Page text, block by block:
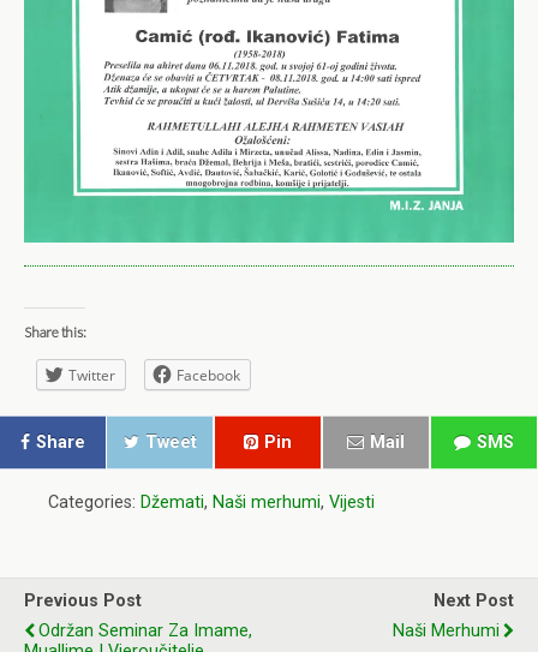
Share this:
Twitter Facebook
Share Tweet Pin Mail SMS
Categories: Džemati, Naši merhumi, Vijesti
Previous Post
Održan Seminar Za Imame,
Next Post
Naši Merhumi